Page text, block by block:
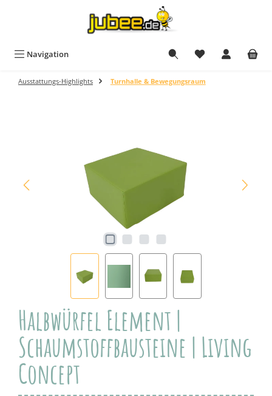
Navigation Du hast 0
Ausstattungs-Highlights Turnhalle & Bewegungsraum
Halbwürfel Element |
Schaumstoffbausteine | Living
Concept